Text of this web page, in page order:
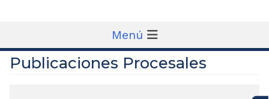
Menú
Publicaciones Procesales